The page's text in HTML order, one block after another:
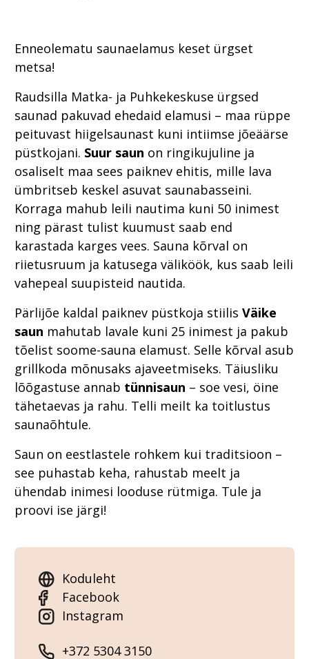
Enneolematu saunaelamus keset ürgset
metsa!
Raudsilla Matka- ja Puhkekeskuse ürgsed
saunad pakuvad ehedaid elamusi – maa rüppe
peituvast hiigelsaunast kuni intiimse jõeäärse
püstkojani. Suur saun on ringikujuline ja
osaliselt maa sees paiknev ehitis, mille lava
ümbritseb keskel asuvat saunabasseini.
Korraga mahub leili nautima kuni 50 inimest
ning pärast tulist kuumust saab end
karastada karges vees. Sauna kõrval on
riietusruum ja katusega väliköök, kus saab leili
vahepeal suupisteid nautida.
Pärlijõe kaldal paiknev püstkoja stiilis Väike
saun mahutab lavale kuni 25 inimest ja pakub
tõelist soome-sauna elamust. Selle kõrval asub
grillkoda mõnusaks ajaveetmiseks. Täiusliku
lõõgastuse annab tünnisaun – soe vesi, öine
tähetaevas ja rahu. Telli meilt ka toitlustus
saunaõhtule.
Saun on eestlastele rohkem kui traditsioon –
see puhastab keha, rahustab meelt ja
ühendab inimesi looduse rütmiga. Tule ja
proovi ise järgi!
Koduleht
Facebook
Instagram
+372 5304 3150